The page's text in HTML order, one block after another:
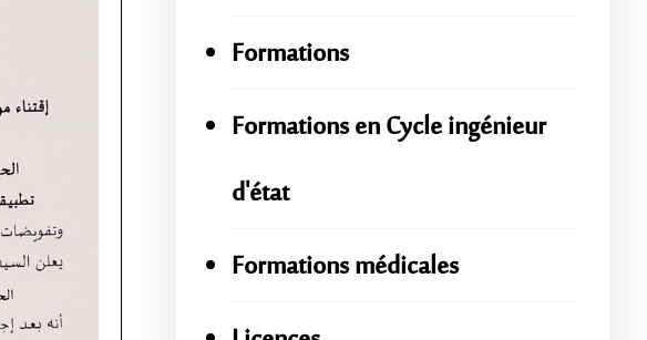
Formations
Formations en Cycle ingénieur
d'état
Formations médicales